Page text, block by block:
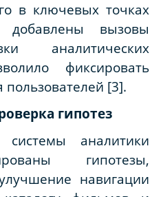
в ключевых точках
добавлены вызовы
аналитических
фиксировать
[3].
гипотез
системы аналитики
гипотезы,
навигации